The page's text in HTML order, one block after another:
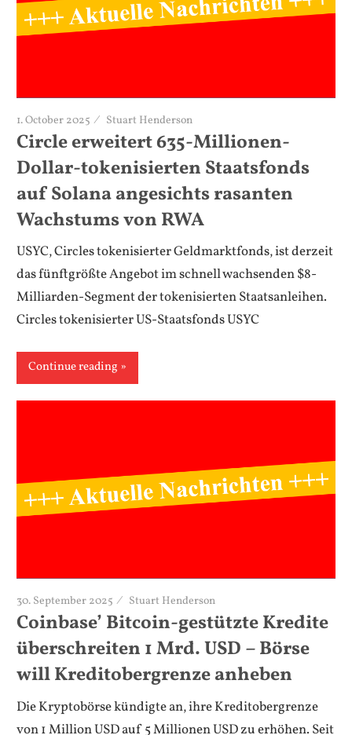
1. October 2025 Stuart Henderson
Circle erweitert 635-Millionen-
Dollar-tokenisierten Staatsfonds
auf Solana angesichts rasanten
Wachstums von RWA
USYC, Circles tokenisierter Geldmarktfonds, ist derzeit
das fünftgrößte Angebot im schnell wachsenden $8-
Milliarden-Segment der tokenisierten Staatsanleihen.
Circles tokenisierter US-Staatsfonds USYC
Continue reading
30. September 2025 Stuart Henderson
Coinbase’ Bitcoin-gestützte Kredite
überschreiten 1 Mrd. USD – Börse
will Kreditobergrenze anheben
Die Kryptobörse kündigte an, ihre Kreditobergrenze
von 1 Million USD auf 5 Millionen USD zu erhöhen. Seit